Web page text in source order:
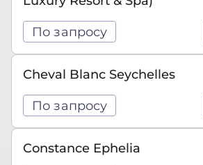
По запросу
Cheval Blanc Seychelles
По запросу
Constance Ephelia